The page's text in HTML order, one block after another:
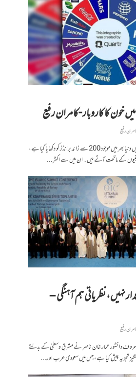
خون کا کاروبار -کامران رفیع
رفیع
یہ ایک انفوگرافک ہے جس میں دنیا بھر میں موجود 200 سے زائد برانڈز کو دکھایا گیا ہے،
کے ماتحت آتے ہیں۔ ان میں سے اکثر...
نہیں، نظریاتی ہم آہنگی –
رفیع
دانشور عمار خان ناصر نے مشرقِ وسطیٰ کے بدلتے
تجزیہ پیش کیا ہے، جس میں سعودی عرب اور...